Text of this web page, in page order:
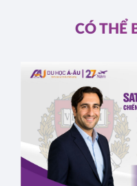
CÓ THỂ